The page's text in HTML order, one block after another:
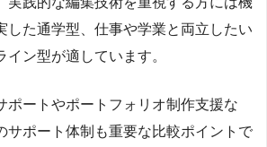
した通学型、仕事や学業と両立したい
ン型が適しています。
ポートやポートフォリオ制作支援な
サポート体制も重要な比較ポイントで